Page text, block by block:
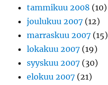
tammikuu 2008 (10)
joulukuu 2007 (12)
marraskuu 2007 (15)
lokakuu 2007 (19)
syyskuu 2007 (30)
elokuu 2007 (21)